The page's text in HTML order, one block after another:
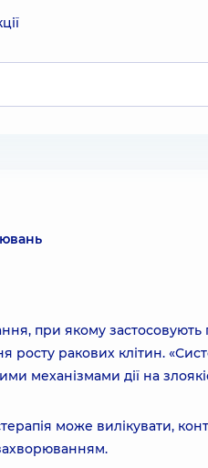
при якому застосовують
ракових клітин.
механізмами дії на
може вилікувати,